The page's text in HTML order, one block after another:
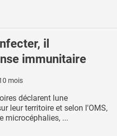
il
immunitaire
mois
déclarent lune
leur territoire et selon l'OMS,
microcéphalies, ...